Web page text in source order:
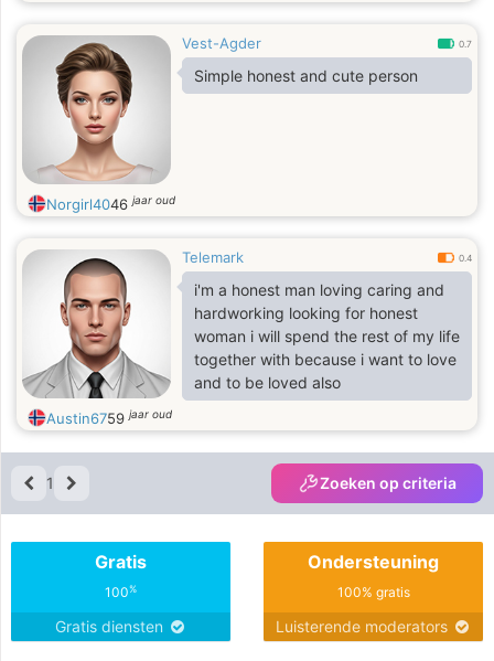
Vest-Agder 0.7
Simple honest and cute person
Norgirl4046jaar oud
Telemark 0.4
i'm a honest man loving caring and
hardworking looking for honest
woman i will spend the rest of my life
together with because i want to love
and to be loved also
Austin6759jaar oud
1 Zoeken op criteria
Gratis
100%
Gratis diensten
Ondersteuning
100% gratis
Luisterende moderators